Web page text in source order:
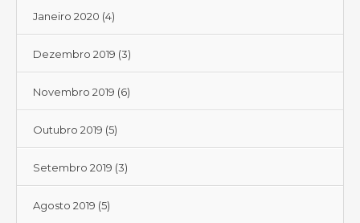
Janeiro 2020 (4)
Dezembro 2019 (3)
Novembro 2019 (6)
Outubro 2019 (5)
Setembro 2019 (3)
Agosto 2019 (5)